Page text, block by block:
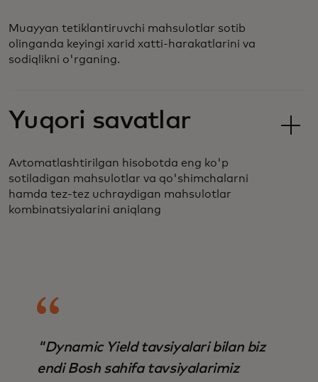
Muayyan tetiklantiruvchi mahsulotlar sotib
olinganda keyingi xarid xatti-harakatlarini va
sodiqlikni o'rganing.
Yuqori savatlar
Avtomatlashtirilgan hisobotda eng ko'p
sotiladigan mahsulotlar va qo'shimchalarni
hamda tez-tez uchraydigan mahsulotlar
kombinatsiyalarini aniqlang
"Dynamic Yield tavsiyalari bilan biz
endi Bosh sahifa tavsiyalarimiz